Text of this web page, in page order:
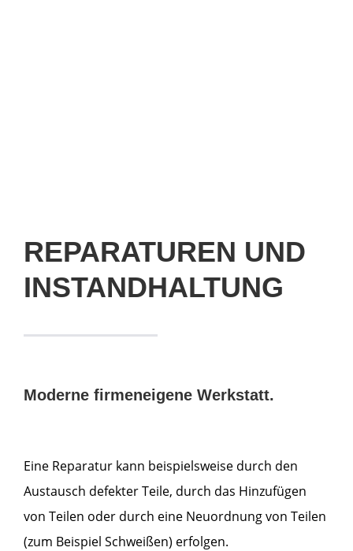
REPARATUREN UND
INSTANDHALTUNG
Moderne firmeneigene Werkstatt.
Eine Reparatur kann beispielsweise durch den
Austausch defekter Teile, durch das Hinzufügen
von Teilen oder durch eine Neuordnung von Teilen
(zum Beispiel Schweißen) erfolgen.